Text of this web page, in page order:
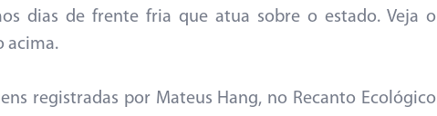
dias de frente fria que atua sobre o estado. Veja o
acima.
registradas por Mateus Hang, no Recanto Ecológico